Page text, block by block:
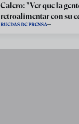
Calero: "Ver que la
retroalimentar con su
RUEDAS DE PRENSA